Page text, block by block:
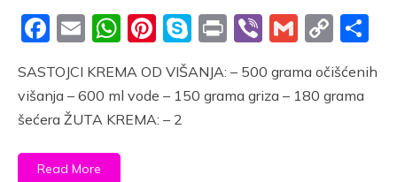
Facebook
EmailWhatsApp
Pinterest
Skype
PrintViberGmail
Link
SASTOJCI KREMA OD VIŠANJA: – 500 grama očišćenih
višanja – 600 ml vode – 150 grama griza – 180 grama
šećera ŽUTA KREMA: – 2
Read More